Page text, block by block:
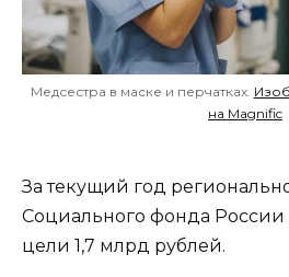
Медсестра в маске и перчатках.
на Magnific
За текущий год
Социального фонда России
цели 1,7 млрд рублей.